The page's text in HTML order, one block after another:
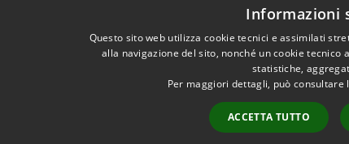
Informazioni
Questo sito web utilizza cookie tecnici e assimilati
alla navigazione del sito, nonché un cookie
statistiche,
Per maggiori dettagli, può consultare
ACCETTA TUTTO